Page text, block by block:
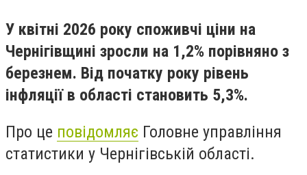
У квітні 2026 року споживчі ціни на
Чернігівщині зросли на 1,2% порівняно з
березнем. Від початку року рівень
інфляції в області становить 5,3%.
Про це повідомляє Головне управління
статистики у Чернігівській області.